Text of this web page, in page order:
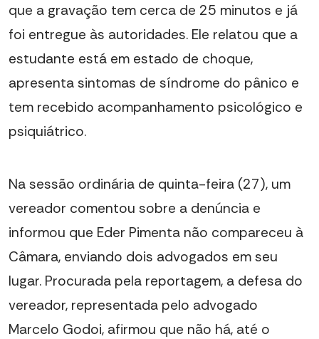
que a gravação tem cerca de 25 minutos e já
foi entregue às autoridades. Ele relatou que a
estudante está em estado de choque,
apresenta sintomas de síndrome do pânico e
tem recebido acompanhamento psicológico e
psiquiátrico.
Na sessão ordinária de quinta-feira (27), um
vereador comentou sobre a denúncia e
informou que Eder Pimenta não compareceu à
Câmara, enviando dois advogados em seu
lugar. Procurada pela reportagem, a defesa do
vereador, representada pelo advogado
Marcelo Godoi, afirmou que não há, até o